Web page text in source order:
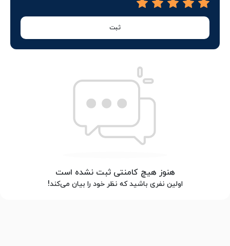
ثبت
هنوز هیچ کامنتی ثبت نشده است
اولین نفری باشید که نظر خود را بیان می‌کند!